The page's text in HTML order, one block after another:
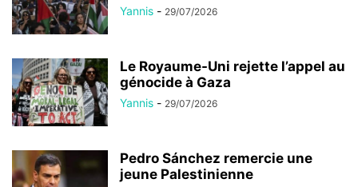
Yannis - 29/07/2026
Le Royaume-Uni rejette l’appel au
génocide à Gaza
Yannis - 29/07/2026
Pedro Sánchez remercie une
jeune Palestinienne